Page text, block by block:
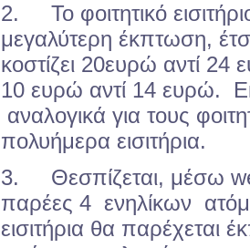
2. Το φοιτητικό
μεγαλύτερη έκπτωση,
κοστίζει 20ευρώ αντί 24
10 ευρώ αντί 14 ευρώ.
αναλογικά για τους
πολυήμερα εισιτήρια.
3. Θεσπίζεται, μέσω
παρέες 4 ενηλίκων
εισιτήρια θα παρέχεται